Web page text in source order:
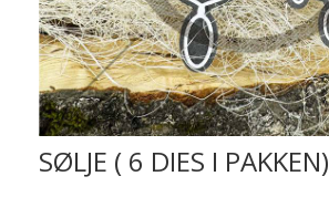
SØLJE ( 6 DIES I PAKKEN)